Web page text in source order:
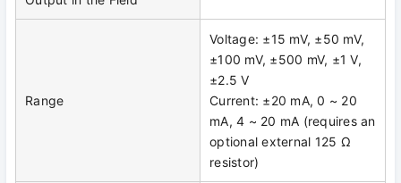
Range
Voltage: ±15 mV, ±50 mV,
±100 mV, ±500 mV, ±1 V,
±2.5 V
Current: ±20 mA, 0 ~ 20
mA, 4 ~ 20 mA (requires an
optional external 125 Ω
resistor)